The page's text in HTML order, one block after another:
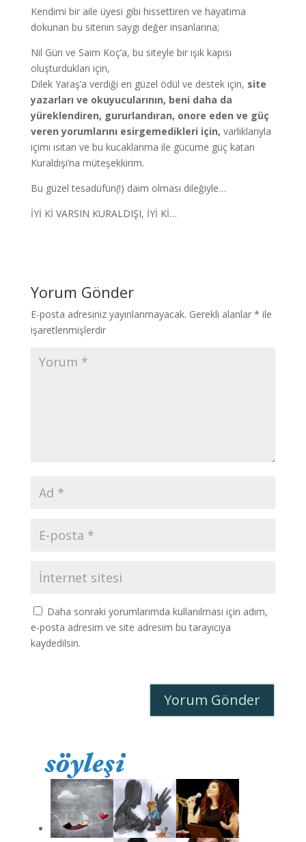
Kendimi bir aile üyesi gibi hissettiren ve hayatıma
dokunan bu sitenin saygı değer insanlarına;
Nil Gün ve Saim Koç’a, bu siteyle bir ışık kapısı
oluşturdukları için,
Dilek Yaraş’a verdiği en güzel ödül ve destek için, site
yazarları ve okuyucularının, beni daha da
yüreklendiren, gururlandıran, onore eden ve güç
veren yorumlarını esirgemedikleri için, varlıklarıyla
içimi ısıtan ve bu kucaklanma ile gücüme güç katan
Kuraldışı’na müteşekkirim.
Bu güzel tesadüfün(!) daim olması dileğiyle…
İYİ Kİ VARSIN KURALDIŞI, İYİ Kİ…
Yorum Gönder
E-posta adresiniz yayınlanmayacak. Gerekli alanlar * ile
işaretlenmişlerdir
Daha sonraki yorumlarımda kullanılması için adım,
e-posta adresim ve site adresim bu tarayıcıya
kaydedilsin.